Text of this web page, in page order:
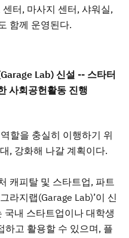
터, 마사지 센터, 샤워실,
함께 운영된다.
Lab) 신설 -- 스타터
사회공헌활동 진행
할을 충실히 이행하기 위
, 강화해 나갈 계획이다.
캐피탈 및 스타트업, 파트
라지랩(Garage Lab)’이 신
국내 스타트업이나 대학생
하고 활용할 수 있으며, 플